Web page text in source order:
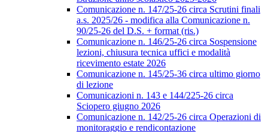
Comunicazione n. 147/25-26 circa Scrutini finali
a.s. 2025/26 - modifica alla Comunicazione n.
90/25-26 del D.S. + format (ris.)
Comunicazione n. 146/25-26 circa Sospensione
lezioni, chiusura tecnica uffici e modalità
ricevimento estate 2026
Comunicazione n. 145/25-36 circa ultimo giorno
di lezione
Comunicazioni n. 143 e 144/225-26 circa
Sciopero giugno 2026
Comunicazione n. 142/25-26 circa Operazioni di
monitoraggio e rendicontazione